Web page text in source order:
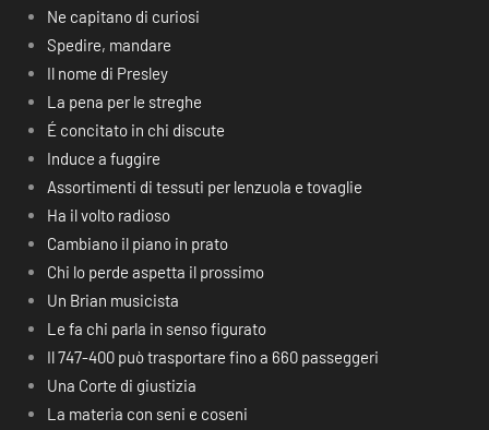
Ne capitano di curiosi
Spedire, mandare
Il nome di Presley
La pena per le streghe
É concitato in chi discute
Induce a fuggire
Assortimenti di tessuti per lenzuola e tovaglie
Ha il volto radioso
Cambiano il piano in prato
Chi lo perde aspetta il prossimo
Un Brian musicista
Le fa chi parla in senso figurato
Il 747-400 può trasportare fino a 660 passeggeri
Una Corte di giustizia
La materia con seni e coseni